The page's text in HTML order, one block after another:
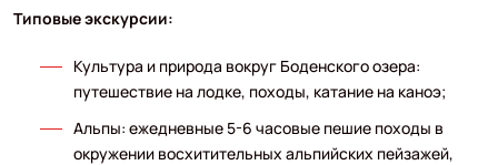
Типовые экскурсии:
Культура и природа вокруг Боденского озера:
путешествие на лодке, походы, катание на каноэ;
Альпы: ежедневные 5-6 часовые пешие походы в
окружении восхитительных альпийских пейзажей,